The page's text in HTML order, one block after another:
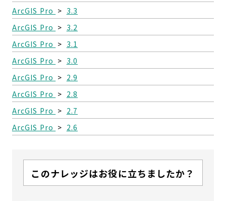
ArcGIS Pro > 3.3
ArcGIS Pro > 3.2
ArcGIS Pro > 3.1
ArcGIS Pro > 3.0
ArcGIS Pro > 2.9
ArcGIS Pro > 2.8
ArcGIS Pro > 2.7
ArcGIS Pro > 2.6
このナレッジはお役に立ちましたか？